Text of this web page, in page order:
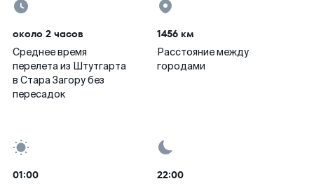
около 2 часов
Среднее время
перелета из Штутгарта
в Стара Загору без
пересадок
1456 км
Расстояние между
городами
01:00 22:00